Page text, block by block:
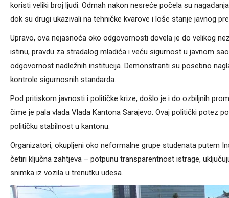
koristi veliki broj ljudi. Odmah nakon nesreće počela su
dok su drugi ukazivali na tehničke kvarove i loše stanje javnog
Upravo, ova nejasnoća oko odgovornosti dovela je do velikog
istinu, pravdu za stradalog mladića i veću sigurnost u javnom
odgovornost nadležnih institucija. Demonstranti su posebno
kontrole sigurnosnih standarda.
Pod pritiskom javnosti i političke krize, došlo je i do ozbiljnih
čime je pala vlada Vlada Kantona Sarajevo. Ovaj politički potez
političku stabilnost u kantonu.
Organizatori, okupljeni oko neformalne grupe studenata putem
četiri ključna zahtjeva – potpunu transparentnost istrage,
snimka iz vozila u trenutku udesa.